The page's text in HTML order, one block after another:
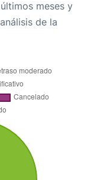
meses y
de la